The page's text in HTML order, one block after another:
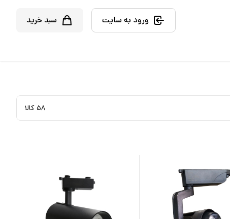
ورود به سایت سبد خرید
۵۸ کالا